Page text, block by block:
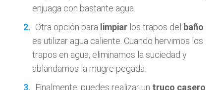
enjuaga con bastante agua.
Otra opción para limpiar los trapos del baño
es utilizar agua caliente. Cuando hervimos los
trapos en agua, eliminamos la suciedad y
ablandamos la mugre pegada.
Finalmente, puedes realizar un truco casero